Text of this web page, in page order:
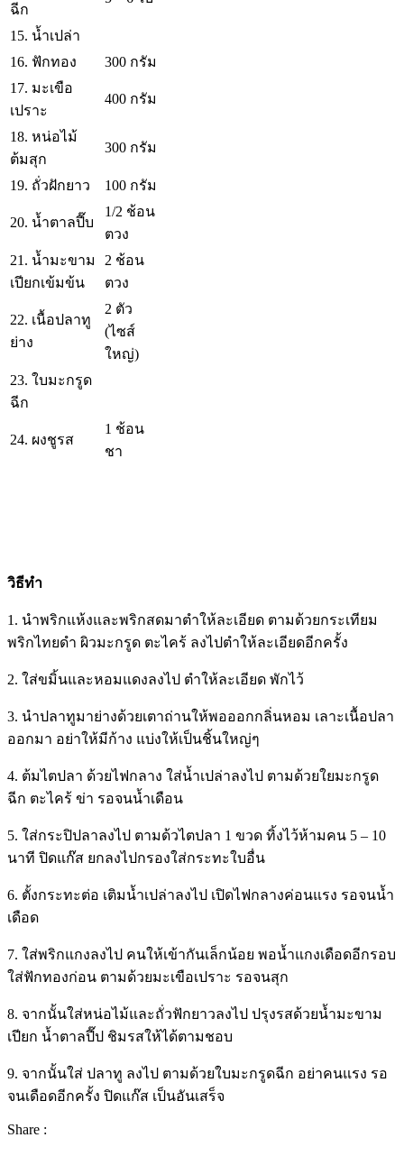
ฉีก
15. น้ำเปล่า
16. ฟักทอง
300 กรัม
17. มะเขือ
เปราะ
400 กรัม
18. หน่อไม้
ต้มสุก
300 กรัม
19. ถั่วฝักยาว 100 กรัม
20. น้ำตาลปี๊บ
1/2 ช้อน
ตวง
21. น้ำมะขาม
เปียกเข้มข้น
2 ช้อน
ตวง
22. เนื้อปลาทู
ย่าง
2 ตัว
(ไซส์
ใหญ่)
23. ใบมะกรูด
ฉีก
24. ผงชูรส
1 ช้อน
ชา
วิธีทำ
1. นำพริกแห้งและพริกสดมาตำให้ละเอียด ตามด้วยกระเทียม
พริกไทยดำ ผิวมะกรูด ตะไคร้ ลงไปตำให้ละเอียดอีกครั้ง
2. ใส่ขมิ้นและหอมแดงลงไป ตำให้ละเอียด พักไว้
3. นำปลาทูมาย่างด้วยเตาถ่านให้พอออกกลิ่นหอม เลาะเนื้อปลา
ออกมา อย่าให้มีก้าง แบ่งให้เป็นชิ้นใหญ่ๆ
4. ต้มไตปลา ด้วยไฟกลาง ใส่น้ำเปล่าลงไป ตามด้วยใยมะกรูด
ฉีก ตะไคร้ ข่า รอจนน้ำเดือน
5. ใส่กระปิปลาลงไป ตามด้วไตปลา 1 ขวด ทิ้งไว้ห้ามคน 5 – 10
นาที ปิดแก๊ส ยกลงไปกรองใส่กระทะใบอื่น
6. ตั้งกระทะต่อ เติมน้ำเปล่าลงไป เปิดไฟกลางค่อนแรง รอจนน้ำ
เดือด
7. ใส่พริกแกงลงไป คนให้เข้ากันเล็กน้อย พอน้ำแกงเดือดอีกรอบ
ใส่ฟักทองก่อน ตามด้วยมะเขือเปราะ รอจนสุก
8. จากนั้นใส่หน่อไม้และถั่วฟักยาวลงไป ปรุงรสด้วยน้ำมะขาม
เปียก น้ำตาลปี๊ป ชิมรสให้ได้ตามชอบ
9. จากนั้นใส่ ปลาทู ลงไป ตามด้วยใบมะกรูดฉีก อย่าคนแรง รอ
จนเดือดอีกครั้ง ปิดแก๊ส เป็นอันเสร็จ
Share :